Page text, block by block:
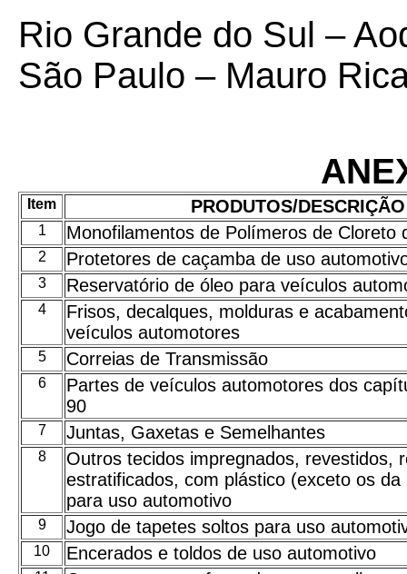
Rio Grande do Sul –
São Paulo – Mauro
Item PRODUTOS/DESCRIÇÃO
1 Monofilamentos de Polímeros de Cloreto
2 Protetores de caçamba de uso
3 Reservatório de óleo para veículos
4
Frisos, decalques, molduras e
veículos automotores
5 Correias de Transmissão
6
Partes de veículos automotores dos
90
7 Juntas, Gaxetas e Semelhantes
8
Outros tecidos impregnados, revestidos,
estratificados, com plástico (exceto os da
para uso automotivo
9 Jogo de tapetes soltos para uso
10 Encerados e toldos de uso automotivo